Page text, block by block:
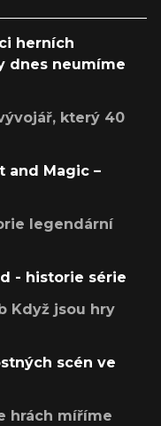
herních
dnes neumíme
který 40
and Magic –
legendární
- historie série
Když jsou hry
scén ve
hrách míříme